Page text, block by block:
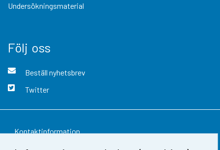
Undersökningsmaterial
Följ oss
Beställ nyhetsbrev
Twitter
Kontaktinformation